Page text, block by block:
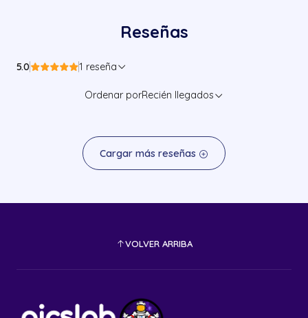
Reseñas
5.0 1 reseña
Ordenar porRecién llegados
Cargar más reseñas
VOLVER ARRIBA